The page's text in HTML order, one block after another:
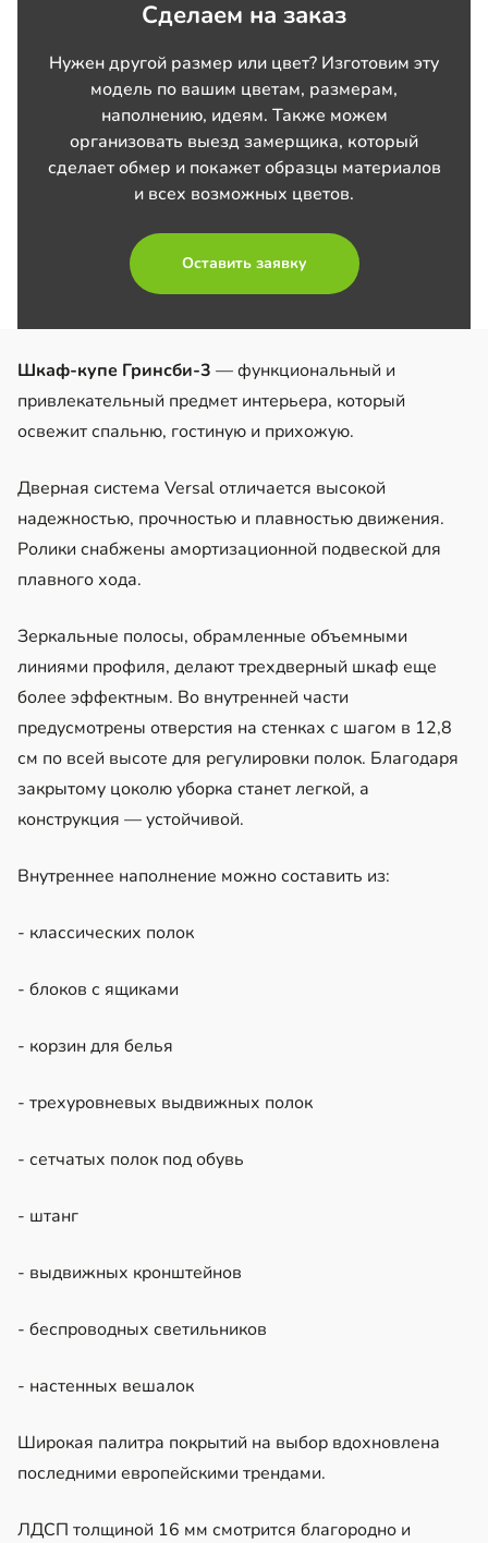
Сделаем на заказ
Нужен другой размер или цвет? Изготовим эту
модель по вашим цветам, размерам,
наполнению, идеям. Также можем
организовать выезд замерщика, который
сделает обмер и покажет образцы материалов
и всех возможных цветов.
Оставить заявку
Шкаф-купе Гринсби-3 — функциональный и
привлекательный предмет интерьера, который
освежит спальню, гостиную и прихожую.
Дверная система Versal отличается высокой
надежностью, прочностью и плавностью движения.
Ролики снабжены амортизационной подвеской для
плавного хода.
Зеркальные полосы, обрамленные объемными
линиями профиля, делают трехдверный шкаф еще
более эффектным. Во внутренней части
предусмотрены отверстия на стенках с шагом в 12,8
см по всей высоте для регулировки полок. Благодаря
закрытому цоколю уборка станет легкой, а
конструкция — устойчивой.
Внутреннее наполнение можно составить из:
- классических полок
- блоков с ящиками
- корзин для белья
- трехуровневых выдвижных полок
- сетчатых полок под обувь
- штанг
- выдвижных кронштейнов
- беспроводных светильников
- настенных вешалок
Широкая палитра покрытий на выбор вдохновлена
последними европейскими трендами.
ЛДСП толщиной 16 мм смотрится благородно и